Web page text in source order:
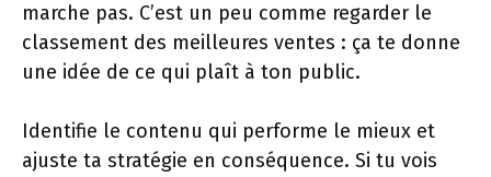
marche pas. C’est un peu comme regarder le
classement des meilleures ventes : ça te donne
une idée de ce qui plaît à ton public.
Identifie le contenu qui performe le mieux et
ajuste ta stratégie en conséquence. Si tu vois